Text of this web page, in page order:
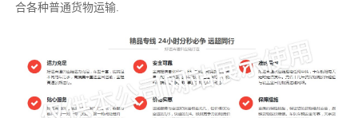
合各种普通货物运输.